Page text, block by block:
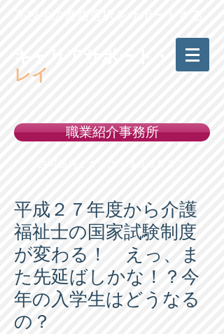
レイ
職業紹介事務所
平成２７年度から介護
福祉士の国家試験制度
が変わる！ えっ、ま
た先延ばしかな！？今
年の入学生はどうなる
の？